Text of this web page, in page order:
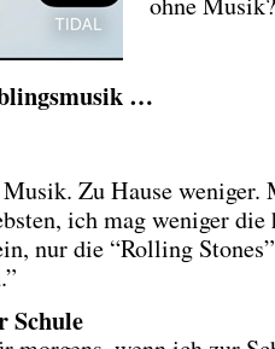
…
Zu Hause weniger.
ich mag weniger die
nur die “Rolling
Schule